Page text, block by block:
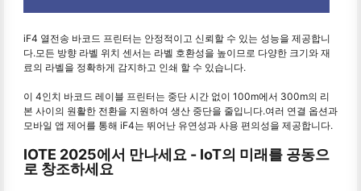
iF4 열전송 바코드 프린터는 안정적이고 신뢰할 수 있는 성능을 제공합니
다.모든 방향 라벨 위치 센서는 라벨 호환성을 높이므로 다양한 크기와 재
료의 라벨을 정확하게 감지하고 인쇄 할 수 있습니다.
이 4인치 바코드 레이블 프린터는 중단 시간 없이 100m에서 300m의 리
본 사이의 원활한 전환을 지원하여 생산 중단을 줄입니다.여러 연결 옵션과
모바일 앱 제어를 통해 iF4는 뛰어난 유연성과 사용 편의성을 제공합니다.
IOTE 2025에서 만나세요 - IoT의 미래를 공동으
로 창조하세요